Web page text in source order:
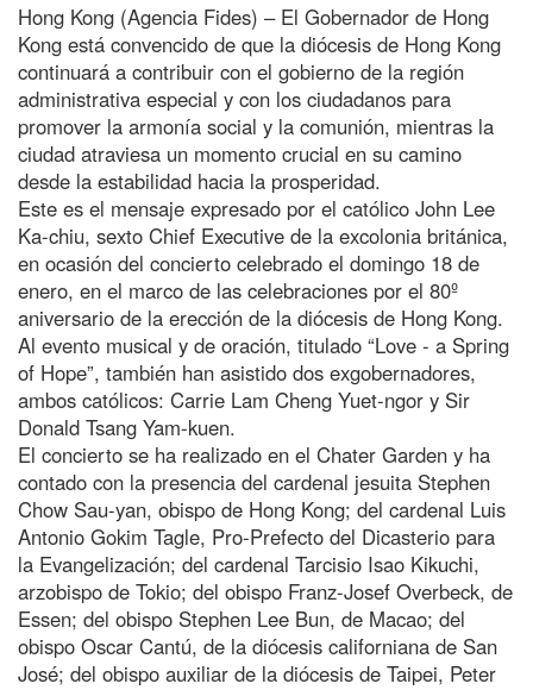
Hong Kong (Agencia Fides) – El Gobernador de Hong
Kong está convencido de que la diócesis de Hong Kong
continuará a contribuir con el gobierno de la región
administrativa especial y con los ciudadanos para
promover la armonía social y la comunión, mientras la
ciudad atraviesa un momento crucial en su camino
desde la estabilidad hacia la prosperidad.
Este es el mensaje expresado por el católico John Lee
Ka-chiu, sexto Chief Executive de la excolonia británica,
en ocasión del concierto celebrado el domingo 18 de
enero, en el marco de las celebraciones por el 80º
aniversario de la erección de la diócesis de Hong Kong.
Al evento musical y de oración, titulado “Love - a Spring
of Hope”, también han asistido dos exgobernadores,
ambos católicos: Carrie Lam Cheng Yuet-ngor y Sir
Donald Tsang Yam-kuen.
El concierto se ha realizado en el Chater Garden y ha
contado con la presencia del cardenal jesuita Stephen
Chow Sau-yan, obispo de Hong Kong; del cardenal Luis
Antonio Gokim Tagle, Pro-Prefecto del Dicasterio para
la Evangelización; del cardenal Tarcisio Isao Kikuchi,
arzobispo de Tokio; del obispo Franz-Josef Overbeck, de
Essen; del obispo Stephen Lee Bun, de Macao; del
obispo Oscar Cantú, de la diócesis californiana de San
José; del obispo auxiliar de la diócesis de Taipei, Peter